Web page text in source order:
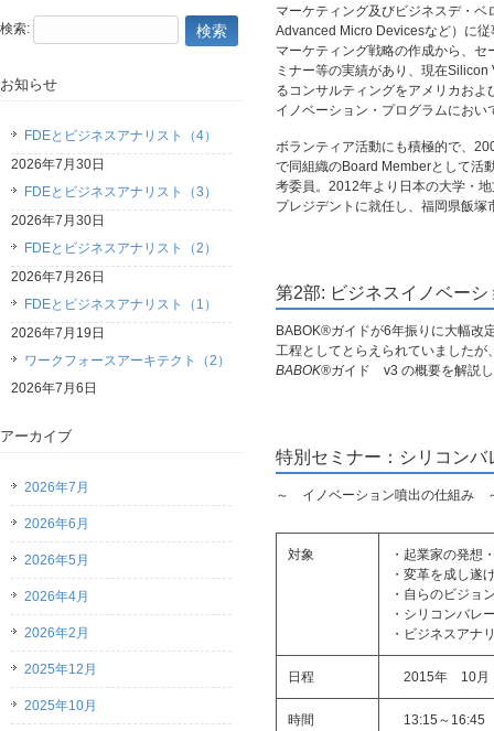
マーケティング及びビジネスデ・
Advanced Micro Devicesなど）に
マーケティング戦略の作成から、
ミナー等の実績があり、現在
るコンサルティングをアメリカお
イノベーション・プログラムにお
ボランティア活動にも積極的で、
で同組織のBoard Memberとして活
考委員。2012年より日本の大学・
プレジデントに就任し、福岡県飯
第2部: ビジネスイノベー
BABOK®ガイドが6年振りに大幅改
工程としてとらえられていました
BABOK®ガイド v3 の概要を解説し
特別セミナー：シリコン
～ イノベーション噴出の仕組み
対象
・起業家の発想
・変革を成し遂
・自らのビジョ
・シリコンバレ
・ ビジネスアナ
日程 2015年 10月
時間
13:15～16:45
検索:
お知らせ
FDEとビジネスアナリスト（4）
2026年7月30日
FDEとビジネスアナリスト（3）
2026年7月30日
FDEとビジネスアナリスト（2）
2026年7月26日
FDEとビジネスアナリスト（1）
2026年7月19日
ワークフォースアーキテクト（2）
2026年7月6日
アーカイブ
2026年7月
2026年6月
2026年5月
2026年4月
2026年2月
2025年12月
2025年10月